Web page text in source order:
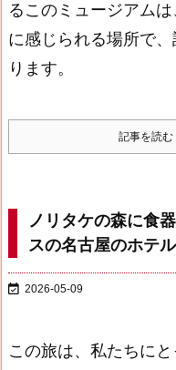
るこのミュージアム
に感じられる場所で
ります。
記事を読む
ノリタケの森に食
スの名古屋のホテ
 2026-05-09
この旅は、私たちに